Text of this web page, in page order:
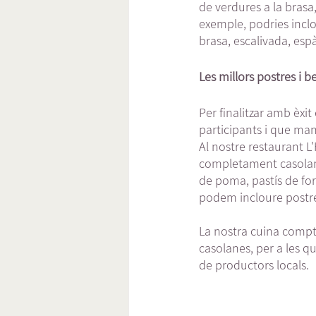
de verdures a la
exemple, podries
brasa, escalivada,
Les millors postres i
Per finalitzar amb
participants i que
Al nostre restaurant
completament
de poma, pastís de
podem incloure
La nostra cuina
casolanes, per a les
de productors locals.